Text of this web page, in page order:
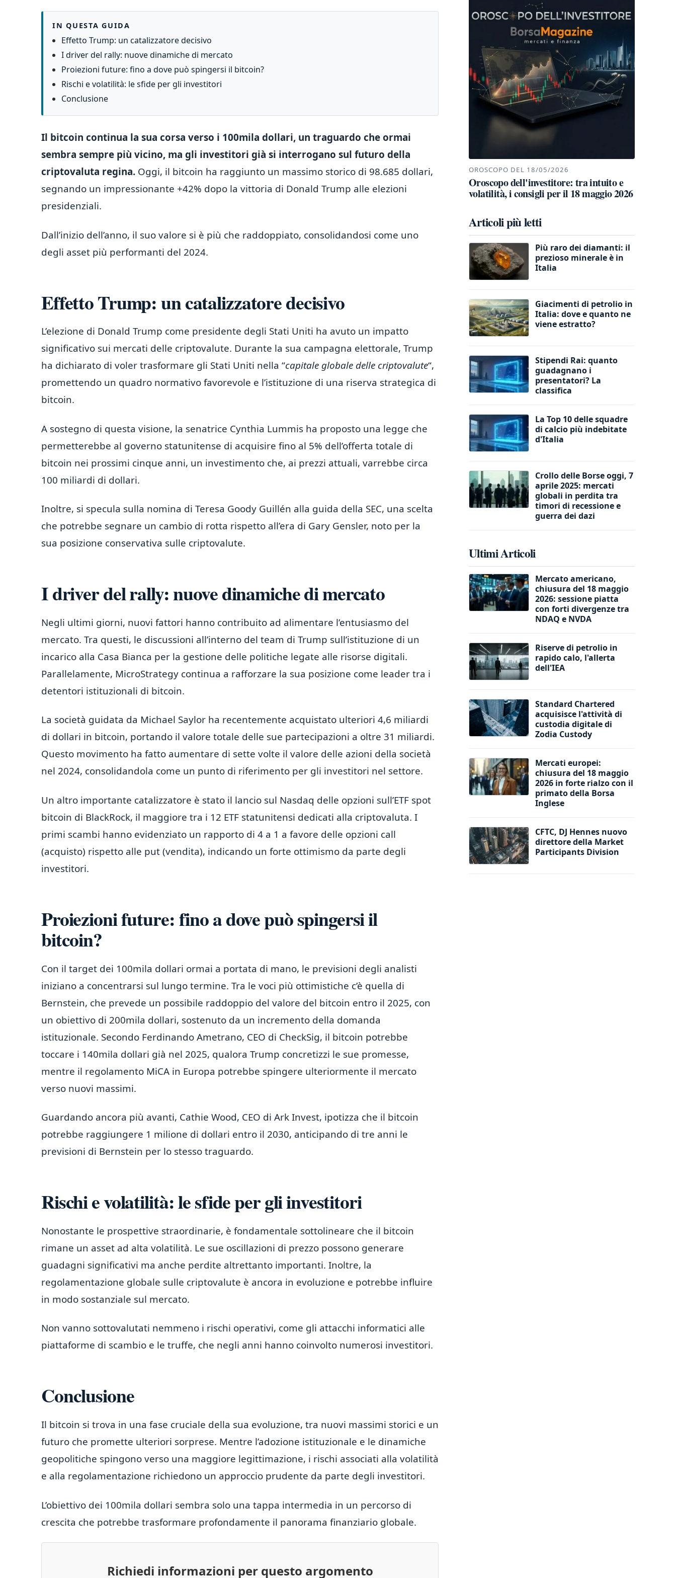
IN QUESTA GUIDA
Effetto Trump: un catalizzatore decisivo
I driver del rally: nuove dinamiche di mercato
Proiezioni future: fino a dove può spingersi il bitcoin?
Rischi e volatilità: le sfide per gli investitori
Conclusione
Il bitcoin continua la sua corsa verso i 100mila dollari, un traguardo che ormai
sembra sempre più vicino, ma gli investitori già si interrogano sul futuro della
criptovaluta regina. Oggi, il bitcoin ha raggiunto un massimo storico di 98.685 dollari,
segnando un impressionante +42% dopo la vittoria di Donald Trump alle elezioni
presidenziali.
Dall’inizio dell’anno, il suo valore si è più che raddoppiato, consolidandosi come uno
degli asset più performanti del 2024.
Effetto Trump: un catalizzatore decisivo
L’elezione di Donald Trump come presidente degli Stati Uniti ha avuto un impatto
significativo sui mercati delle criptovalute. Durante la sua campagna elettorale, Trump
ha dichiarato di voler trasformare gli Stati Uniti nella “capitale globale delle criptovalute“,
promettendo un quadro normativo favorevole e l’istituzione di una riserva strategica di
bitcoin.
A sostegno di questa visione, la senatrice Cynthia Lummis ha proposto una legge che
permetterebbe al governo statunitense di acquisire fino al 5% dell’offerta totale di
bitcoin nei prossimi cinque anni, un investimento che, ai prezzi attuali, varrebbe circa
100 miliardi di dollari.
Inoltre, si specula sulla nomina di Teresa Goody Guillén alla guida della SEC, una scelta
che potrebbe segnare un cambio di rotta rispetto all’era di Gary Gensler, noto per la
sua posizione conservativa sulle criptovalute.
I driver del rally: nuove dinamiche di mercato
Negli ultimi giorni, nuovi fattori hanno contribuito ad alimentare l’entusiasmo del
mercato. Tra questi, le discussioni all’interno del team di Trump sull’istituzione di un
incarico alla Casa Bianca per la gestione delle politiche legate alle risorse digitali.
Parallelamente, MicroStrategy continua a rafforzare la sua posizione come leader tra i
detentori istituzionali di bitcoin.
La società guidata da Michael Saylor ha recentemente acquistato ulteriori 4,6 miliardi
di dollari in bitcoin, portando il valore totale delle sue partecipazioni a oltre 31 miliardi.
Questo movimento ha fatto aumentare di sette volte il valore delle azioni della società
nel 2024, consolidandola come un punto di riferimento per gli investitori nel settore.
Un altro importante catalizzatore è stato il lancio sul Nasdaq delle opzioni sull’ETF spot
bitcoin di BlackRock, il maggiore tra i 12 ETF statunitensi dedicati alla criptovaluta. I
primi scambi hanno evidenziato un rapporto di 4 a 1 a favore delle opzioni call
(acquisto) rispetto alle put (vendita), indicando un forte ottimismo da parte degli
investitori.
Proiezioni future: fino a dove può spingersi il
bitcoin?
Con il target dei 100mila dollari ormai a portata di mano, le previsioni degli analisti
iniziano a concentrarsi sul lungo termine. Tra le voci più ottimistiche c’è quella di
Bernstein, che prevede un possibile raddoppio del valore del bitcoin entro il 2025, con
un obiettivo di 200mila dollari, sostenuto da un incremento della domanda
istituzionale. Secondo Ferdinando Ametrano, CEO di CheckSig, il bitcoin potrebbe
toccare i 140mila dollari già nel 2025, qualora Trump concretizzi le sue promesse,
mentre il regolamento MiCA in Europa potrebbe spingere ulteriormente il mercato
verso nuovi massimi.
Guardando ancora più avanti, Cathie Wood, CEO di Ark Invest, ipotizza che il bitcoin
potrebbe raggiungere 1 milione di dollari entro il 2030, anticipando di tre anni le
previsioni di Bernstein per lo stesso traguardo.
Rischi e volatilità: le sfide per gli investitori
Nonostante le prospettive straordinarie, è fondamentale sottolineare che il bitcoin
rimane un asset ad alta volatilità. Le sue oscillazioni di prezzo possono generare
guadagni significativi ma anche perdite altrettanto importanti. Inoltre, la
regolamentazione globale sulle criptovalute è ancora in evoluzione e potrebbe influire
in modo sostanziale sul mercato.
Non vanno sottovalutati nemmeno i rischi operativi, come gli attacchi informatici alle
piattaforme di scambio e le truffe, che negli anni hanno coinvolto numerosi investitori.
Conclusione
Il bitcoin si trova in una fase cruciale della sua evoluzione, tra nuovi massimi storici e un
futuro che promette ulteriori sorprese. Mentre l’adozione istituzionale e le dinamiche
geopolitiche spingono verso una maggiore legittimazione, i rischi associati alla volatilità
e alla regolamentazione richiedono un approccio prudente da parte degli investitori.
L’obiettivo dei 100mila dollari sembra solo una tappa intermedia in un percorso di
crescita che potrebbe trasformare profondamente il panorama finanziario globale.
Richiedi informazioni per questo argomento
OROSCOPO DEL 18/05/2026
Oroscopo dell'investitore: tra intuito e
volatilità, i consigli per il 18 maggio 2026
Articoli più letti
Più raro dei diamanti: il
prezioso minerale è in
Italia
Giacimenti di petrolio in
Italia: dove e quanto ne
viene estratto?
Stipendi Rai: quanto
guadagnano i
presentatori? La
classifica
La Top 10 delle squadre
di calcio più indebitate
d'Italia
Crollo delle Borse oggi, 7
aprile 2025: mercati
globali in perdita tra
timori di recessione e
guerra dei dazi
Ultimi Articoli
Mercato americano,
chiusura del 18 maggio
2026: sessione piatta
con forti divergenze tra
NDAQ e NVDA
Riserve di petrolio in
rapido calo, l'allerta
dell'IEA
Standard Chartered
acquisisce l'attività di
custodia digitale di
Zodia Custody
Mercati europei:
chiusura del 18 maggio
2026 in forte rialzo con il
primato della Borsa
Inglese
CFTC, DJ Hennes nuovo
direttore della Market
Participants Division